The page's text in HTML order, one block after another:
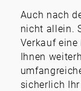
Auch nach
nicht allein.
Verkauf
Ihnen
sicherlich